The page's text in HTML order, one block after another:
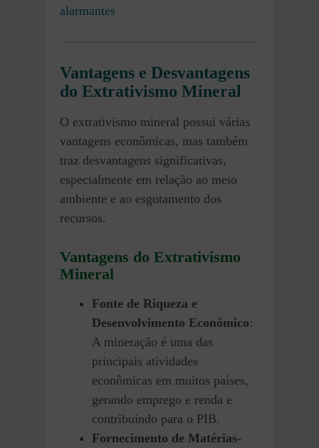
alarmantes
Vantagens e Desvantagens
do Extrativismo Mineral
O extrativismo mineral possui várias
vantagens econômicas, mas também
traz desvantagens significativas,
especialmente em relação ao meio
ambiente e ao esgotamento dos
recursos.
Vantagens do Extrativismo
Mineral
Fonte de Riqueza e
Desenvolvimento Econômico:
A mineração é uma das
principais atividades
econômicas em muitos países,
gerando emprego e renda e
contribuindo para o PIB.
Fornecimento de Matérias-